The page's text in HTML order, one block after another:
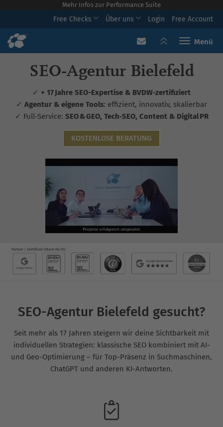
Mehr Infos zur Performance Suite
Free Checks Über uns Login Free Account
Toggle
SEO‑Agentur Bielefeld
✓ + 17 Jahre SEO-Expertise & BVDW‑zertifiziert
✓ Agentur & eigene Tools: effizient, innovativ, skalierbar
✓ Full-Service: SEO & GEO, Tech‑SEO, Content & Digital PR
KOSTENLOSE BERATUNG
SEO-Agentur Bielefeld gesucht?
Seit mehr als 17 Jahren steigern wir deine Sichtbarkeit mit
individuellen Strategien: klassische SEO kombiniert mit AI-
und Geo-Optimierung – für Top-Präsenz in Suchmaschinen,
ChatGPT und anderen KI-Antworten.